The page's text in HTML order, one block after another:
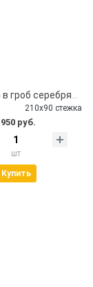
210х90 стежка
950 руб.
шт
Купить